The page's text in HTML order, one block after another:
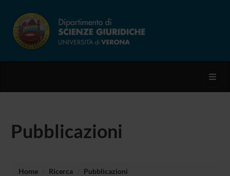
Pubblicazioni
Home Ricerca
Pubblicazioni